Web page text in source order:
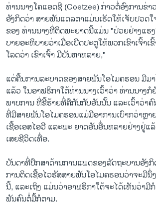
ທ່ານນາງໂຄ​ແອດ​ຊີ (Coetzee) ກ່າວຕໍ່​ອົງ​ການຂ່າ
ອັງກິດວ່າ ສາຍ​ພັນ​ແດ​ລ​ຕາແມ່ນ​ເຮັດ​ໃຫ້ເຈັບປວດ
ຂອງ ທ່ານນາງທີ່ຕິດ​ພະ​ຍາດນີ້​ແມ່ນ "ປ່ວຍຢ່າງແຮ
ບາຍອະ​ທິ​ບາຍ​ວ່າເມື່ອເປີດປະຕູໃຫ້ພວກເຂົາເຈົ້າ​ເ
ໂລດວ່າ ເຂົາເຈົ້າ ມີບັນຫາຫລາຍ,"
ແຕ່ຄື້ນກາ​ນ​ລະ​ບາດ​ຂອງ​ສາຍ​ພັນ​ໂອ​ໄມ​ຄ​ຣອນ ມີ​ມ
ແລ້ວ ໃນອາຟຣິກາໃຕ້ທ່ານນາງເວົ້າວ່າ ທ່ານນາງ
ພາບ​ການ ທີ່ຂີ້ຮ້າຍທີ່ຄືກັນກັບ​ອັນ​ນັ້ນ ແລະເວົ້າວ່າຄົ
ທີ່​ມີ​ສາຍ​ພັນ​ໂອ​ໄມ​ຄ​ຣອນແມ່ມີອາການເບົາ​ກວ່າຫຼ
ເຊື້ອ​ເອ​ສ​ໄອ​ວີ ​ແລະ​ພະ ຍາດ​ອັນ​ອື່ນຫລາຍ​ຢ່າງຢູ່​
ເສຍ​ຊີວິດເທື່ອ.
ບັນດາທີ່ປຶກສາດ້ານການແພດຂອງລັດຖະບານອັງກິ
ການຕິດເຊື້ອໄວ​ຣັ​ສ​ສາຍ​ພັນ​ໂອ​ໄມ​ຄ​ຣອນວ່າຈະ​ມີນຶ່
ນີ້, ແລະເຖິງ ແມ່ນວ່າອາຟຣິກາໃຕ້ຈະໄດ້ເຫັນວ່າ​
ພັນຄົນຕໍ່ມື້ກໍ​ຕາມ.